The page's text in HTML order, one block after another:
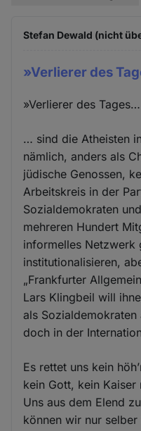
Stefan Dewald (nicht
»Verlierer des
»Verlierer des Tages…
… sind die Atheisten
nämlich, anders als
jüdische Genossen,
Arbeitskreis in der
Sozialdemokraten
mehreren Hundert
informelles Netzwerk
institutionalisieren,
„Frankfurter
Lars Klingbeil will
als
doch in der
Es rettet uns kein
kein Gott, kein Kaiser
Uns aus dem Elend
können wir nur selber